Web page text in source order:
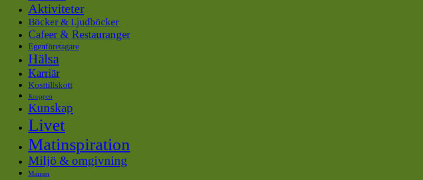
Aktiviteter
Böcker & Ljudböcker
Cafeer & Restauranger
Egenföretagare
Hälsa
Karriär
Kosttillskott
Kroppen
Kunskap
Livet
Matinspiration
Miljö & omgivning
Minnen